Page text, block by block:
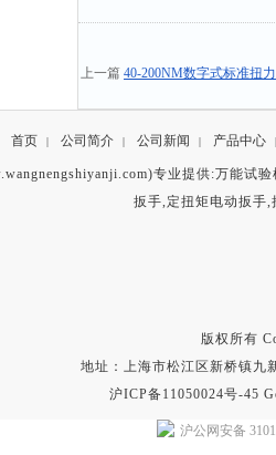
上一篇 40-200NM数字式标准扭
首页 | 公司简介 | 公司新闻 | 产品中心 |
专业提供:万能试验
扳手, 定扭矩电动扳手,
版权所有
地址：上海市松江区新桥镇九
沪ICP备11050024号-45
沪公网安备